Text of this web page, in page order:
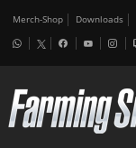
Merch-Shop Downloads